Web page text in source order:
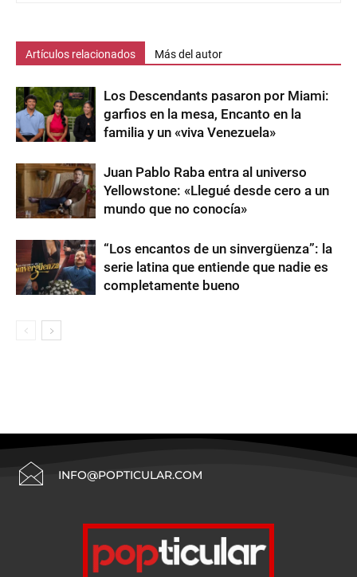
Artículos relacionados Más del autor
Los Descendants pasaron por Miami:
garfios en la mesa, Encanto en la
familia y un «viva Venezuela»
Juan Pablo Raba entra al universo
Yellowstone: «Llegué desde cero a un
mundo que no conocía»
“Los encantos de un sinvergüenza”: la
serie latina que entiende que nadie es
completamente bueno
INFO@POPTICULAR.COM